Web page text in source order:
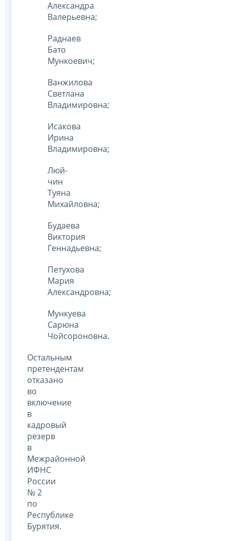
Александра
Валерьевна;
Раднаев
Бато
Мункоевич;
Ванжилова
Светлана
Владимировна;
Исакова
Ирина
Владимировна;
Люй-
чин
Туяна
Михайловна;
Будаева
Виктория
Геннадьевна;
Петухова
Мария
Александровна;
Мункуева
Сарюна
Чойсороновна.
Остальным
претендентам
отказано
во
включение
в
кадровый
резерв
в
Межрайонной
ИФНС
России
№ 2
по
Республике
Бурятия.